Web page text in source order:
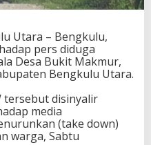
Utara – Bengkulu,
pers diduga
Desa Bukit Makmur,
Bengkulu Utara.
tersebut disinyalir
media
(take down)
warga, Sabtu